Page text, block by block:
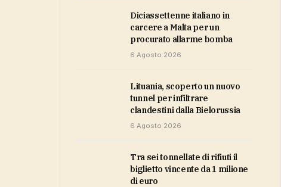
Diciassettenne italiano in
carcere a Malta per un
procurato allarme bomba
6 Agosto 2026
Lituania, scoperto un nuovo
tunnel per infiltrare
clandestini dalla Bielorussia
6 Agosto 2026
Tra sei tonnellate di rifiuti il
biglietto vincente da 1 milione
di euro